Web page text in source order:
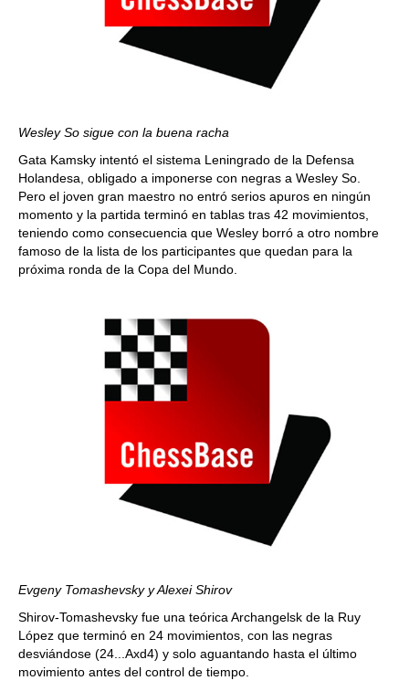
Wesley So sigue con la buena racha
Gata Kamsky intentó el sistema Leningrado de la Defensa
Holandesa, obligado a imponerse con negras a Wesley So.
Pero el joven gran maestro no entró serios apuros en ningún
momento y la partida terminó en tablas tras 42 movimientos,
teniendo como consecuencia que Wesley borró a otro nombre
famoso de la lista de los participantes que quedan para la
próxima ronda de la Copa del Mundo.
Evgeny Tomashevsky y Alexei Shirov
Shirov-Tomashevsky fue una teórica Archangelsk de la Ruy
López que terminó en 24 movimientos, con las negras
desviándose (24...Axd4) y solo aguantando hasta el último
movimiento antes del control de tiempo.